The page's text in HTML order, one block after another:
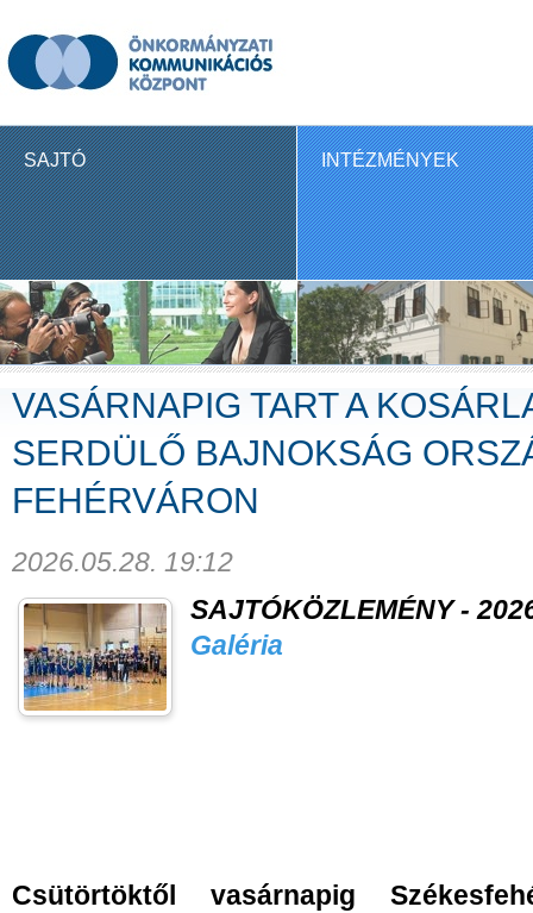
SAJTÓ INTÉZMÉNYEK
VASÁRNAPIG TART A
SERDÜLŐ BAJNOKSÁG
FEHÉRVÁRON
2026.05.28. 19:12
SAJTÓKÖZLEMÉNY -
Galéria
Csütörtöktől vasárnapig